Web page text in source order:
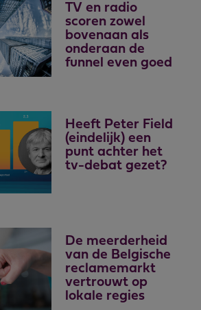
TV en radio
scoren zowel
bovenaan als
onderaan de
funnel even goed
Heeft Peter Field
(eindelijk) een
punt achter het
tv-debat gezet?
De meerderheid
van de Belgische
reclamemarkt
vertrouwt op
lokale regies